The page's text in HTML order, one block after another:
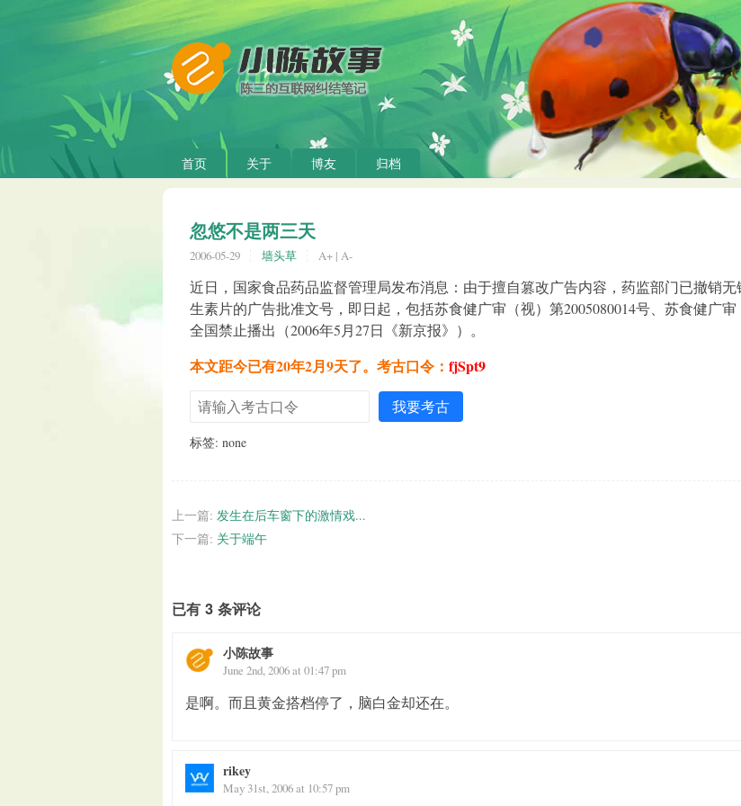
首页 关于 博友 归档
忽悠不是两三天
2006-05-29 墙头草 A+ | A-
近日，国家食品药品监督管理局发布消息：由于擅自篡改广告内容，药监部门已撤销
生素片的广告批准文号，即日起，包括苏食健广审（视）第2005080014号、苏食健广
全国禁止播出（2006年5月27日《新京报》）。
本文距今已有20年2月9天了。考古口令： fjSpt9
我要考古
标签: none
上一篇: 发生在后车窗下的激情戏...
下一篇: 关于端午
已有 3 条评论
小陈故事
June 2nd, 2006 at 01:47 pm
是啊。而且黄金搭档停了，脑白金却还在。
rikey
May 31st, 2006 at 10:57 pm